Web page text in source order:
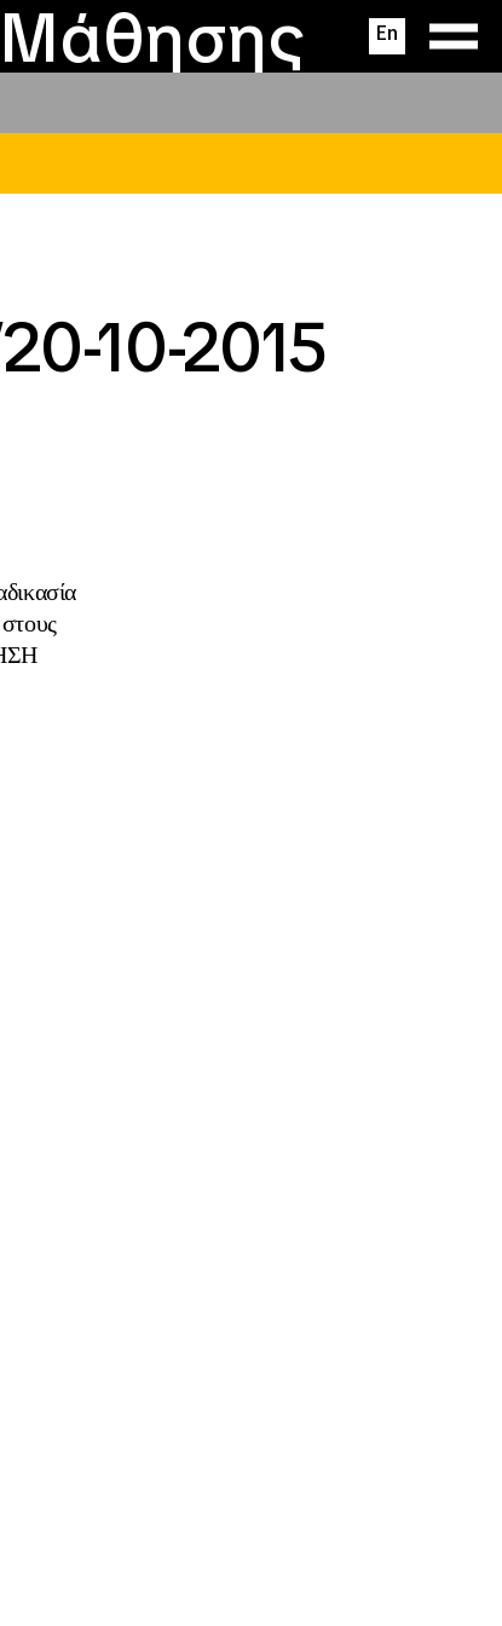
Μάθησης En
10-2015